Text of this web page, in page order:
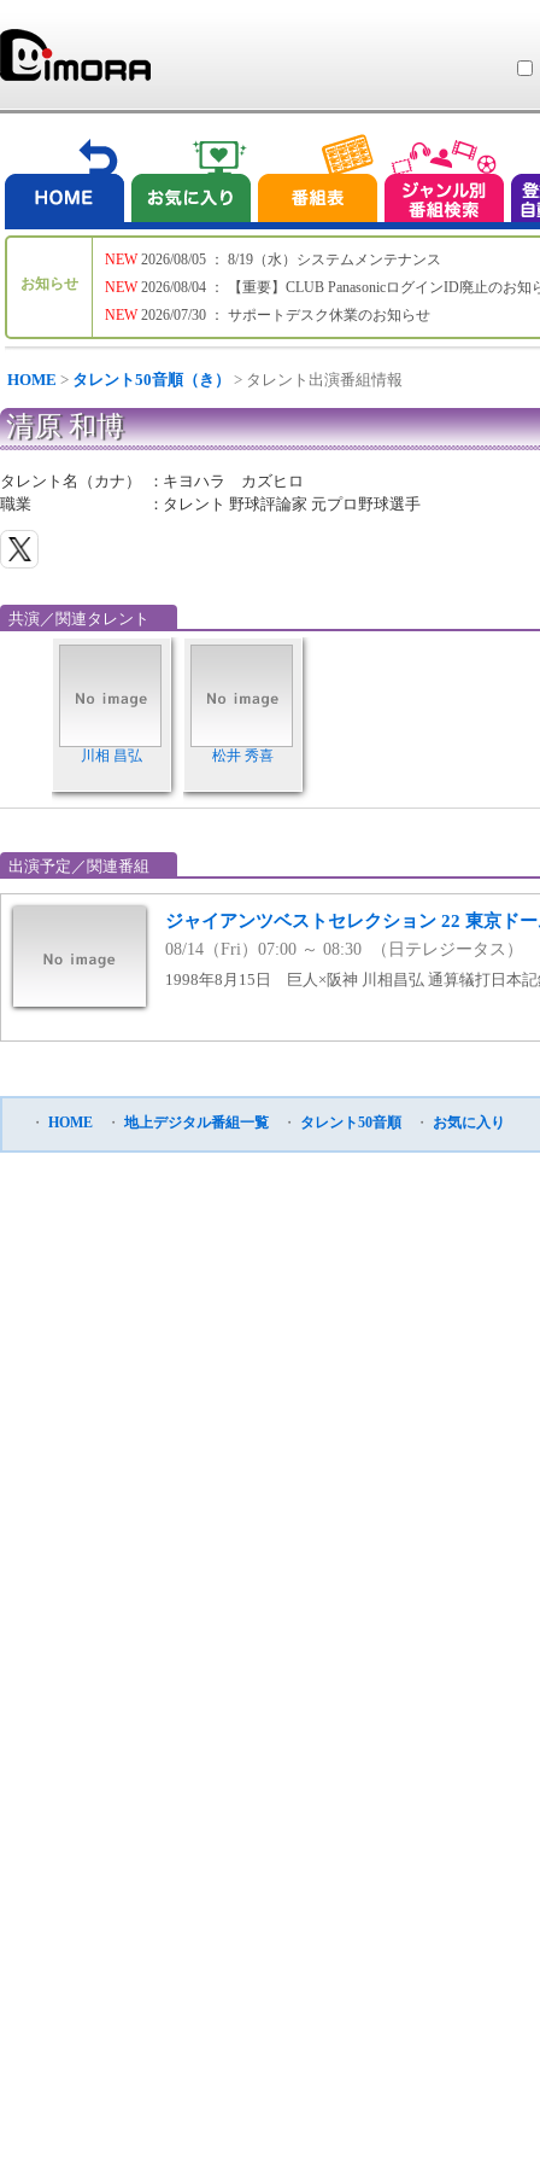
お知らせ
NEW
NEW
NEW
2026/08/05 ： 8/19（水）システムメンテナンス
2026/08/04 ： 【重要】CLUB PanasonicログインID廃止のお知
2026/07/30 ： サポートデスク休業のお知らせ
HOME > タレント50音順（き） > タレント出演番組情報
清原 和博
タレント名（カナ） ： キヨハラ カズヒロ
職業
： タレント 野球評論家 元プロ野球選手
共演／関連タレント
川相 昌弘 松井 秀喜
出演予定／関連番組
ジャイアンツベストセレクション 22 東京ド
08/14（Fri）07:00 ～ 08:30 （日テレジータス）
1998年8月15日 巨人×阪神 川相昌弘 通算犠打日本
・ HOME ・ 地上デジタル番組一覧 ・ タレント50音順 ・ お気に入り